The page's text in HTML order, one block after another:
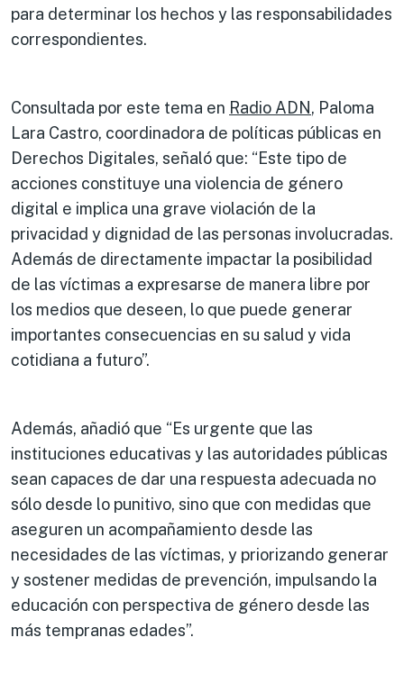
para determinar los hechos y las responsabilidades
correspondientes.
Consultada por este tema en Radio ADN, Paloma
Lara Castro, coordinadora de políticas públicas en
Derechos Digitales, señaló que: “Este tipo de
acciones constituye una violencia de género
digital e implica una grave violación de la
privacidad y dignidad de las personas involucradas.
Además de directamente impactar la posibilidad
de las víctimas a expresarse de manera libre por
los medios que deseen, lo que puede generar
importantes consecuencias en su salud y vida
cotidiana a futuro”.
Además, añadió que “Es urgente que las
instituciones educativas y las autoridades públicas
sean capaces de dar una respuesta adecuada no
sólo desde lo punitivo, sino que con medidas que
aseguren un acompañamiento desde las
necesidades de las víctimas, y priorizando generar
y sostener medidas de prevención, impulsando la
educación con perspectiva de género desde las
más tempranas edades”.